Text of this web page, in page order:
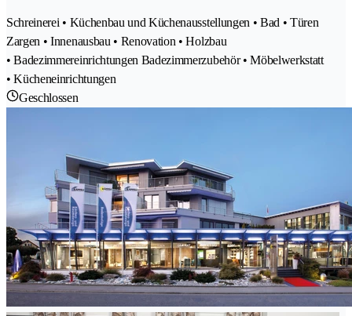
Schreinerei • Küchenbau und Küchenausstellungen • Bad • Türen
Zargen • Innenausbau • Renovation • Holzbau
• Badezimmereinrichtungen Badezimmerzubehör • Möbelwerkstatt
• Kücheneinrichtungen
Geschlossen